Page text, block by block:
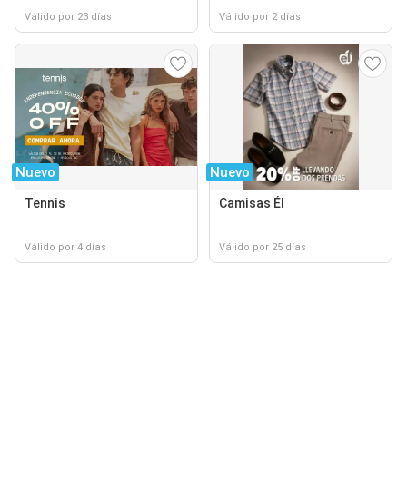
Válido por 23 días Válido por 2 días
Nuevo
Tennis
Válido por 4 días
Nuevo
Camisas Él
Válido por 25 días